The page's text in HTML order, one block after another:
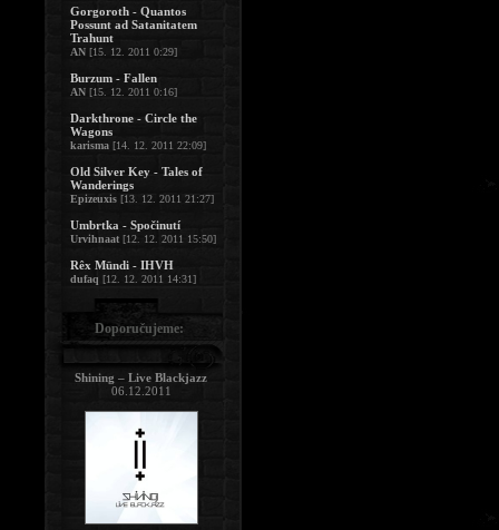
Gorgoroth - Quantos
Possunt ad Satanitatem
Trahunt
AN [15. 12. 2011 0:29]
Burzum - Fallen
AN [15. 12. 2011 0:16]
Darkthrone - Circle the
Wagons
karisma [14. 12. 2011 22:09]
Old Silver Key - Tales of
Wanderings
Epizeuxis [13. 12. 2011 21:27]
Umbrtka - Spočinutí
Urvihnaat [12. 12. 2011 15:50]
Rêx Mündi - IHVH
dufaq [12. 12. 2011 14:31]
Doporučujeme:
Shining – Live Blackjazz
06.12.2011